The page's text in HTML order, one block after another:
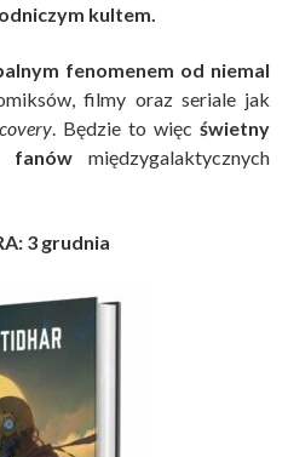
kultem.
fenomenem od niemal
filmy oraz seriale jak
. Będzie to więc świetny
fanów międzygalaktycznych
3 grudnia